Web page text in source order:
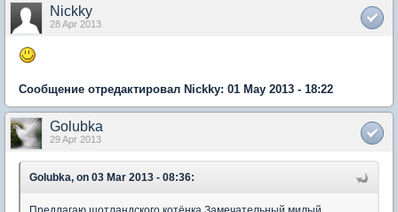
Nickky
28 Apr 2013
Сообщение отредактировал Nickky: 01 May 2013 - 18:22
Golubka
29 Apr 2013
Golubka, on 03 Mar 2013 - 08:36: